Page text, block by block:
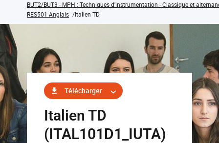
BUT2/BUT3 - MPH : Techniques d'instrumentation - Classique et
RES501 Anglais
Italien TD
Télécharger
Italien TD
(ITAL101D1_IUTA)